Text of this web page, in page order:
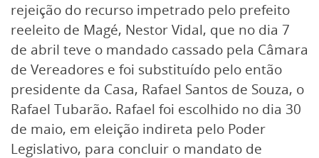
rejeição do recurso impetrado pelo prefeito
reeleito de Magé, Nestor Vidal, que no dia 7
de abril teve o mandado cassado pela Câmara
de Vereadores e foi substituído pelo então
presidente da Casa, Rafael Santos de Souza, o
Rafael Tubarão. Rafael foi escolhido no dia 30
de maio, em eleição indireta pelo Poder
Legislativo, para concluir o mandato de